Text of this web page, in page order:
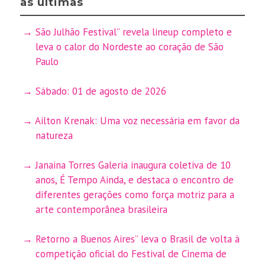
São Julhão Festival” revela lineup completo e
leva o calor do Nordeste ao coração de São
Paulo
Sábado: 01 de agosto de 2026
Ailton Krenak: Uma voz necessária em favor da
natureza
Janaina Torres Galeria inaugura coletiva de 10
anos, É Tempo Ainda, e destaca o encontro de
diferentes gerações como força motriz para a
arte contemporânea brasileira
Retorno a Buenos Aires” leva o Brasil de volta à
competição oficial do Festival de Cinema de